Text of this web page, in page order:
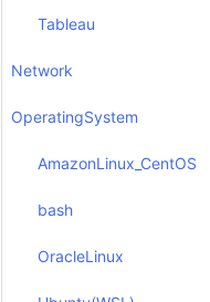
Tableau
Network
OperatingSystem
AmazonLinux_CentOS
bash
OracleLinux